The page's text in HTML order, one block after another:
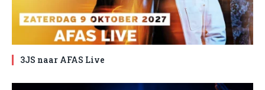
3JS naar AFAS Live